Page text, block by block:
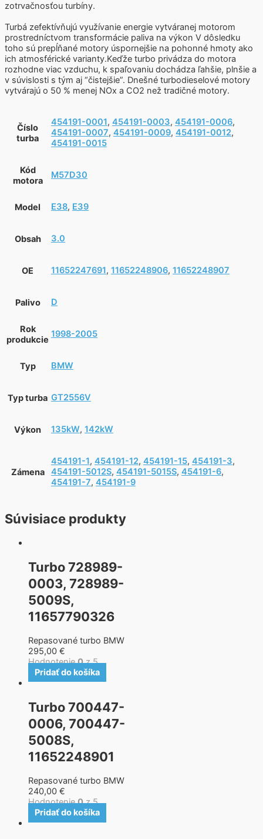
zotrvačnosťou turbíny.
Turbá zefektívňujú využívanie energie vytváranej motorom
prostredníctvom transformácie paliva na výkon V dôsledku
toho sú prepĺňané motory úspornejšie na pohonné hmoty ako
ich atmosférické varianty.Keďže turbo privádza do motora
rozhodne viac vzduchu, k spaľovaniu dochádza ľahšie, plnšie a
v súvislosti s tým aj “čistejšie”. Dnešné turbodieselové motory
vytvárajú o 50 % menej NOx a CO2 než tradičné motory.
Číslo
turba
454191-0001, 454191-0003, 454191-0006,
454191-0007, 454191-0009, 454191-0012,
454191-0015
Kód
motora
M57D30
Model E38, E39
Obsah 3.0
OE 11652247691, 11652248906, 11652248907
Palivo D
Rok
produkcie
1998-2005
Typ BMW
Typ turba GT2556V
Výkon 135kW, 142kW
Zámena
454191-1, 454191-12, 454191-15, 454191-3,
454191-5012S, 454191-5015S, 454191-6,
454191-7, 454191-9
Súvisiace produkty
Turbo 728989-
0003, 728989-
5009S,
11657790326
Repasované turbo BMW
295,00 €
Hodnotenie0z 5
Pridať do košíka
Turbo 700447-
0006, 700447-
5008S,
11652248901
Repasované turbo BMW
240,00 €
Hodnotenie0z 5
Pridať do košíka